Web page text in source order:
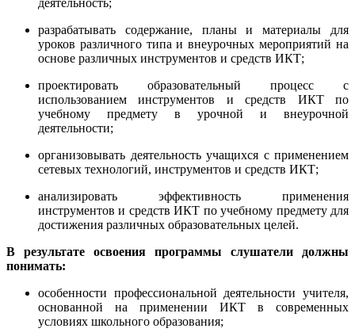
деятельность;
разрабатывать содержание, планы и материалы для
уроков различного типа и внеурочных мероприятий на
основе различных инструментов и средств ИКТ;
проектировать образовательный процесс с
использованием инструментов и средств ИКТ по
учебному предмету в урочной и внеурочной
деятельности;
организовывать деятельность учащихся с применением
сетевых технологий, инструментов и средств ИКТ;
анализировать эффективность применения
инструментов и средств ИКТ по учебному предмету для
достижения различных образовательных целей.
В результате освоения программы слушатели должны
понимать:
особенности профессиональной деятельности учителя,
основанной на применении ИКТ в современных
условиях школьного образования;